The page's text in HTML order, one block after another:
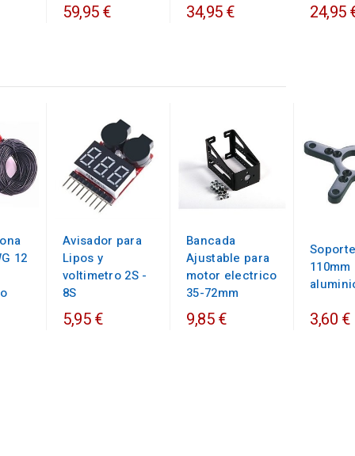
59,95 € 34,95 € 24,95
12
Avisador para
Lipos y
voltimetro 2S -
8S
5,95 €
Bancada
Ajustable para
motor electrico
35-72mm
9,85 €
110mm
3,60 €